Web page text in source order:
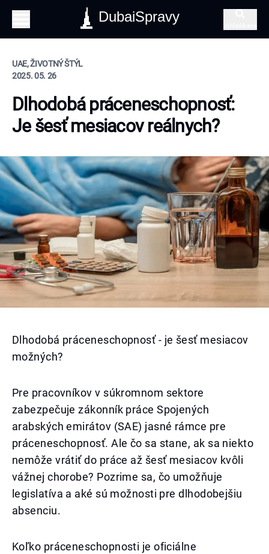
DubaiSpravy
UAE, ŽIVOTNÝ ŠTÝL
2025. 05. 26
Dlhodobá práceneschopnosť:
Je šesť mesiacov reálnych?
Dlhodobá práceneschopnosť - je šesť mesiacov
možných?
Pre pracovníkov v súkromnom sektore
zabezpečuje zákonník práce Spojených
arabských emirátov (SAE) jasné rámce pre
práceneschopnosť. Ale čo sa stane, ak sa niekto
nemôže vrátiť do práce až šesť mesiacov kvôli
vážnej chorobe? Pozrime sa, čo umožňuje
legislatíva a aké sú možnosti pre dlhodobejšiu
absenciu.
Koľko práceneschopnosti je oficiálne